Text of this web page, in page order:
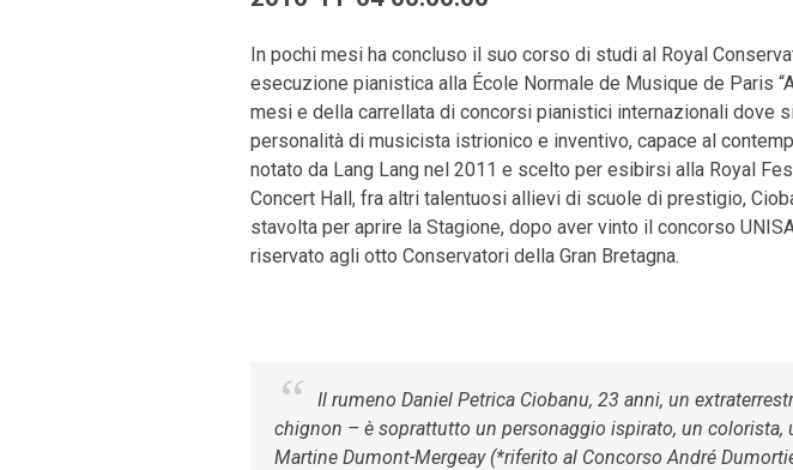
In pochi mesi ha concluso il suo corso di studi al Royal
esecuzione pianistica alla École Normale de Musique de Paris
mesi e della carrellata di concorsi pianistici internazionali dove
personalità di musicista istrionico e inventivo, capace al
notato da Lang Lang nel 2011 e scelto per esibirsi alla Royal
Concert Hall, fra altri talentuosi allievi di scuole di prestigio,
stavolta per aprire la Stagione, dopo aver vinto il concorso
riservato agli otto Conservatori della Gran Bretagna.
Il rumeno Daniel Petrica Ciobanu, 23 anni, un
chignon – è soprattutto un personaggio ispirato, un colorista,
Martine Dumont-Mergeay (*riferito al Concorso André